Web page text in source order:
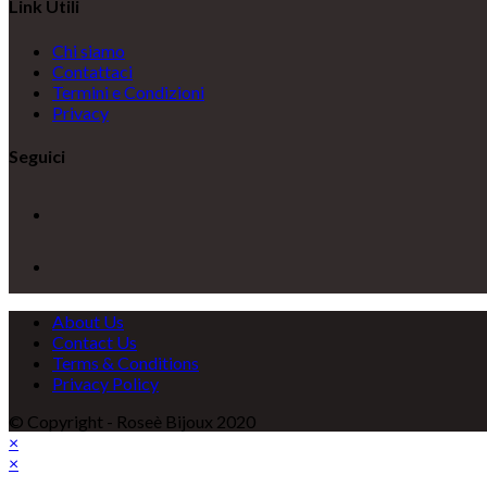
Link Utili
Chi siamo
Contattaci
Termini e Condizioni
Privacy
Seguici
a
new
tab
About Us
Contact Us
Terms & Conditions
Privacy Policy
© Copyright - Roseè Bijoux 2020
×
×